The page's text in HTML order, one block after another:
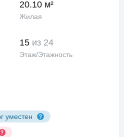
уместен
20.10 м²
Жилая
15 из 24
Этаж/Этажность